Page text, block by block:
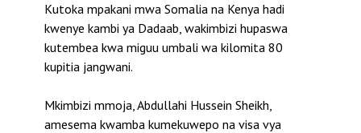
Kutoka mpakani mwa Somalia na Kenya hadi
kwenye kambi ya Dadaab, wakimbizi hupaswa
kutembea kwa miguu umbali wa kilomita 80
kupitia jangwani.
Mkimbizi mmoja, Abdullahi Hussein Sheikh,
amesema kwamba kumekuwepo na visa vya